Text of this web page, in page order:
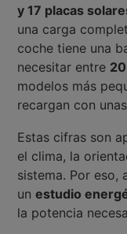
y 17 placas
una carga
coche tiene una
necesitar entre
modelos más
recargan con unas
Estas cifras son
el clima, la
sistema. Por eso,
unestudio
la potencia